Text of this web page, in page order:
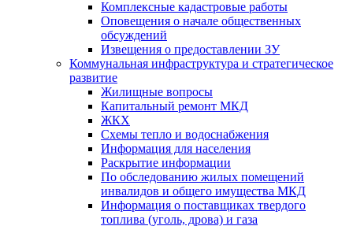
Комплексные кадастровые работы
Оповещения о начале общественных
обсуждений
Извещения о предоставлении ЗУ
Коммунальная инфраструктура и стратегическое
развитие
Жилищные вопросы
Капитальный ремонт МКД
ЖКХ
Схемы тепло и водоснабжения
Информация для населения
Раскрытие информации
По обследованию жилых помещений
инвалидов и общего имущества МКД
Информация о поставщиках твердого
топлива (уголь, дрова) и газа